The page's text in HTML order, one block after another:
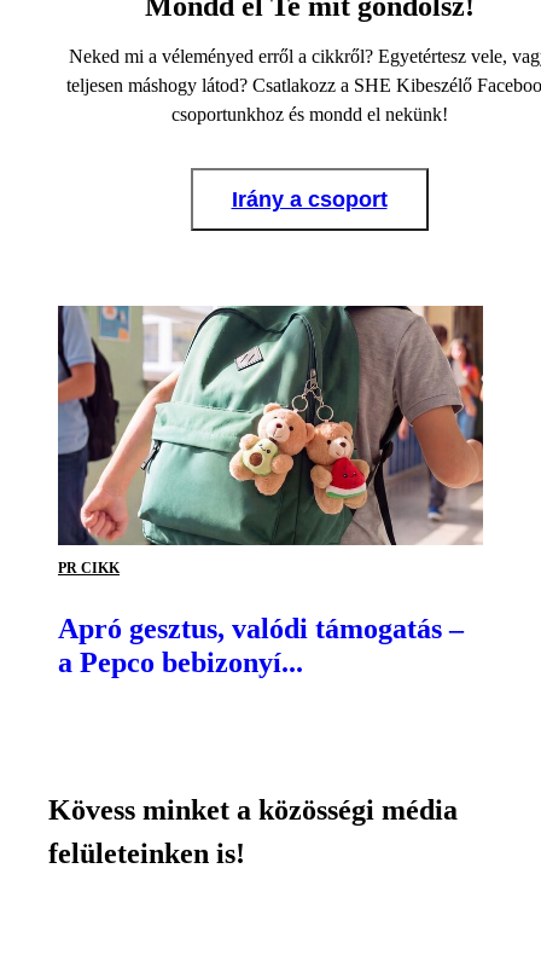
Neked mi a véleményed erről a cikkről? Egyetértesz vele,
teljesen máshogy látod? Csatlakozz a SHE Kibeszélő
csoportunkhoz és mondd el nekünk!
Irány a csoport
PR CIKK
Apró gesztus, valódi támogatás –
a Pepco bebizonyí...
Kövess minket a közösségi média
felületeinken is!